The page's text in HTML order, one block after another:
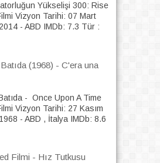
Yükselişi 300: Rise
Vizyon Tarihi: 07 Mart
- ABD IMDb: 7.3 Tür :
(1968) - C'era una
- Once Upon A Time
Vizyon Tarihi: 27 Kasım
- ABD , İtalya IMDb: 8.6
Filmi - Hız Tutkusu